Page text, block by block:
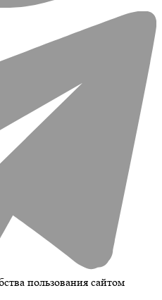
пользования сайтом